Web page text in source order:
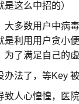
是这么中招的）
数用户中病毒
是利用用户贪小
为了满足自己的
法了，等Key 被
心惶惶，医院